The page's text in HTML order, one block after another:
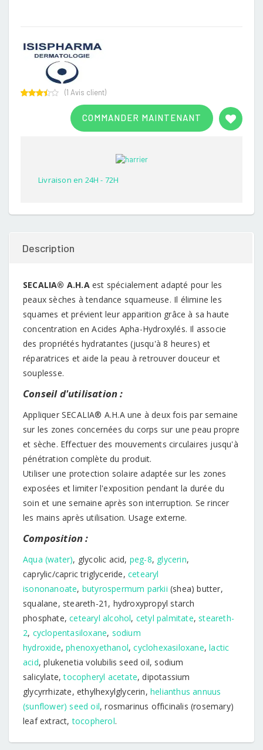
COMMANDER MAINTENANT
(1 Avis client)
Livraison en 24H - 72H
Description
SECALIA® A.H.Aest spécialement adapté pour les
peaux sèches à tendance squameuse. Il élimine les
squames et prévient leur apparition grâce à sa haute
concentration en Acides Apha-Hydroxylés. Il associe
des propriétés hydratantes (jusqu'à 8 heures) et
réparatrices et aide la peau à retrouver douceur et
souplesse.
Conseil d'utilisation :
Appliquer SECALIA® A.H.A une à deux fois par semaine
sur les zones concernées du corps sur une peau propre
et sèche. Effectuer des mouvements circulaires jusqu'à
pénétration complète du produit.
Utiliser une protection solaire adaptée sur les zones
exposées et limiter l'exposition pendant la durée du
soin et une semaine après son interruption. Se rincer
les mains après utilisation. Usage externe.
Composition :
Aqua (water), glycolic acid, peg-8, glycerin,
caprylic/capric triglyceride, cetearyl
isononanoate, butyrospermum parkii (shea) butter,
squalane, steareth-21, hydroxypropyl starch
phosphate,cetearyl alcohol, cetyl palmitate,steareth-
2, cyclopentasiloxane, sodium
hydroxide,phenoxyethanol,cyclohexasiloxane,lactic
acid, plukenetia volubilis seed oil, sodium
salicylate,tocopheryl acetate, dipotassium
glycyrrhizate, ethylhexylglycerin, helianthus annuus
(sunflower) seed oil, rosmarinus officinalis (rosemary)
leaf extract,tocopherol.